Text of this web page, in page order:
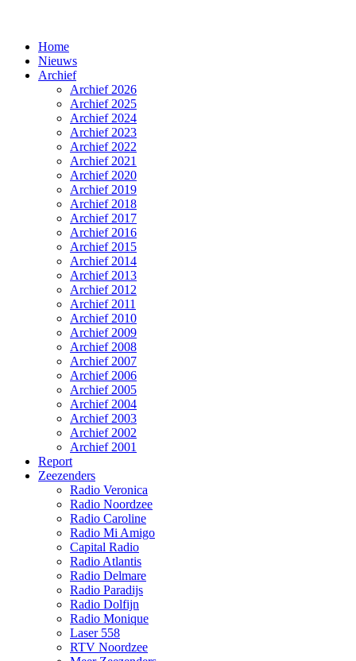
Home
Nieuws
Archief
Archief 2026
Archief 2025
Archief 2024
Archief 2023
Archief 2022
Archief 2021
Archief 2020
Archief 2019
Archief 2018
Archief 2017
Archief 2016
Archief 2015
Archief 2014
Archief 2013
Archief 2012
Archief 2011
Archief 2010
Archief 2009
Archief 2008
Archief 2007
Archief 2006
Archief 2005
Archief 2004
Archief 2003
Archief 2002
Archief 2001
Report
Zeezenders
Radio Veronica
Radio Noordzee
Radio Caroline
Radio Mi Amigo
Capital Radio
Radio Atlantis
Radio Delmare
Radio Paradijs
Radio Dolfijn
Radio Monique
Laser 558
RTV Noordzee